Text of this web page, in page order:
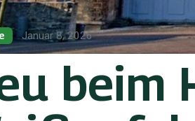
Januar 8, 2026
beim